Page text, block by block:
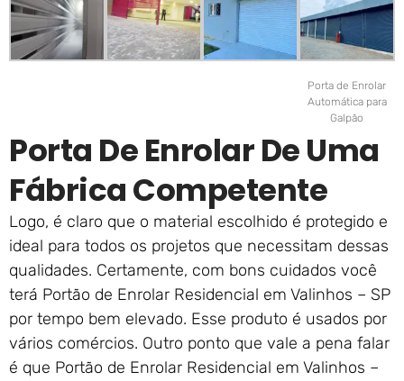
Porta de Enrolar
Automática para
Galpão
Porta De Enrolar De Uma
Fábrica Competente
Logo, é claro que o material escolhido é protegido e
ideal para todos os projetos que necessitam dessas
qualidades. Certamente, com bons cuidados você
terá Portão de Enrolar Residencial em Valinhos – SP
por tempo bem elevado. Esse produto é usados por
vários comércios. Outro ponto que vale a pena falar
é que Portão de Enrolar Residencial em Valinhos –